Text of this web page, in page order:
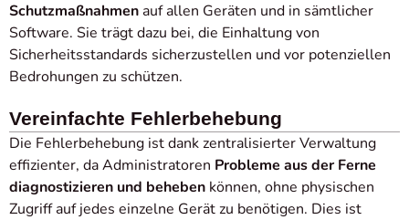
Schutzmaßnahmen auf allen Geräten und in sämtlicher
Software. Sie trägt dazu bei, die Einhaltung von
Sicherheitsstandards sicherzustellen und vor potenziellen
Bedrohungen zu schützen.
Vereinfachte Fehlerbehebung
Die Fehlerbehebung ist dank zentralisierter Verwaltung
effizienter, da Administratoren Probleme aus der Ferne
diagnostizieren und beheben können, ohne physischen
Zugriff auf jedes einzelne Gerät zu benötigen. Dies ist